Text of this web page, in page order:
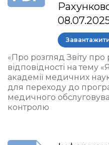
«Про розгляд Звіту про
відповідності на тему
академії медичних
для переходу до
медичного
контролю